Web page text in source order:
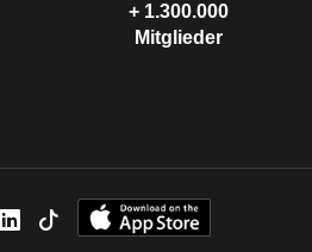
+ 1.300.000
Mitglieder